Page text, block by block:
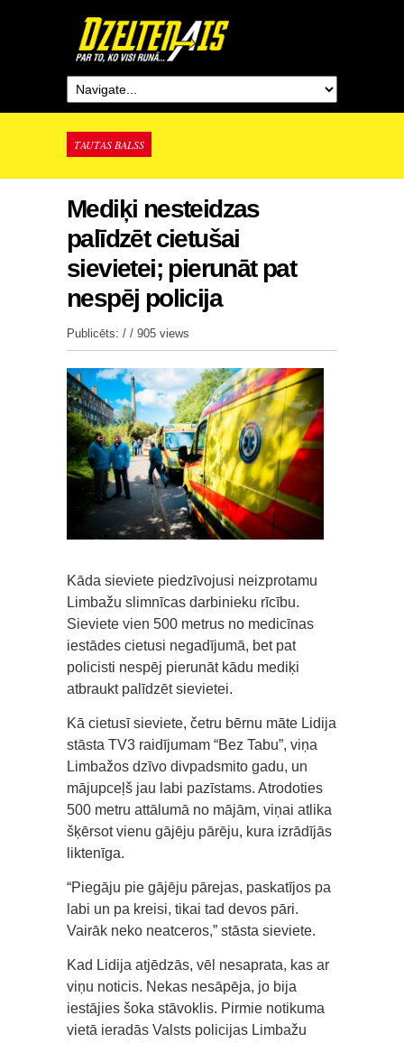
TAUTAS BALSS
Mediķi nesteidzas
palīdzēt cietušai
sievietei; pierunāt pat
nespēj policija
Publicēts: / / 905 views
Kāda sieviete piedzīvojusi neizprotamu
Limbažu slimnīcas darbinieku rīcību.
Sieviete vien 500 metrus no medicīnas
iestādes cietusi negadījumā, bet pat
policisti nespēj pierunāt kādu mediķi
atbraukt palīdzēt sievietei.
Kā cietusī sieviete, četru bērnu māte Lidija
stāsta TV3 raidījumam “Bez Tabu”, viņa
Limbažos dzīvo divpadsmito gadu, un
mājupceļš jau labi pazīstams. Atrodoties
500 metru attālumā no mājām, viņai atlika
šķērsot vienu gājēju pārēju, kura izrādījās
liktenīga.
“Piegāju pie gājēju pārejas, paskatījos pa
labi un pa kreisi, tikai tad devos pāri.
Vairāk neko neatceros,” stāsta sieviete.
Kad Lidija atjēdzās, vēl nesaprata, kas ar
viņu noticis. Nekas nesāpēja, jo bija
iestājies šoka stāvoklis. Pirmie notikuma
vietā ieradās Valsts policijas Limbažu